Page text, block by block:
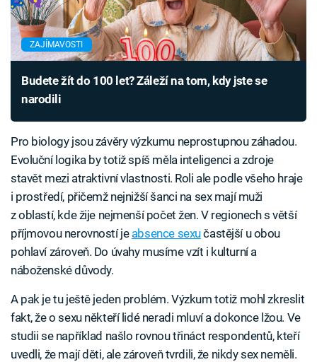
ZAJÍMAVOSTI
Budete žít do 100 let? Záleží na tom, kdy jste se
narodili
Pro biology jsou závěry výzkumu neprostupnou záhadou.
Evoluční logika by totiž spíš měla inteligenci a zdroje
stavět mezi atraktivní vlastnosti. Roli ale podle všeho hraje
i prostředí, přičemž nejnižší šanci na sex mají muži
z oblastí, kde žije nejmenší počet žen. V regionech s větší
příjmovou nerovností je absence sexučastější u obou
pohlaví zároveň. Do úvahy musíme vzít i kulturní a
náboženské důvody.
A pak je tu ještě jeden problém. Výzkum totiž mohl zkreslit
fakt, že o sexu někteří lidé neradi mluví a dokonce lžou. Ve
studii se například našlo rovnou třináct respondentů, kteří
uvedli, že mají děti, ale zároveň tvrdili, že nikdy sex neměli.